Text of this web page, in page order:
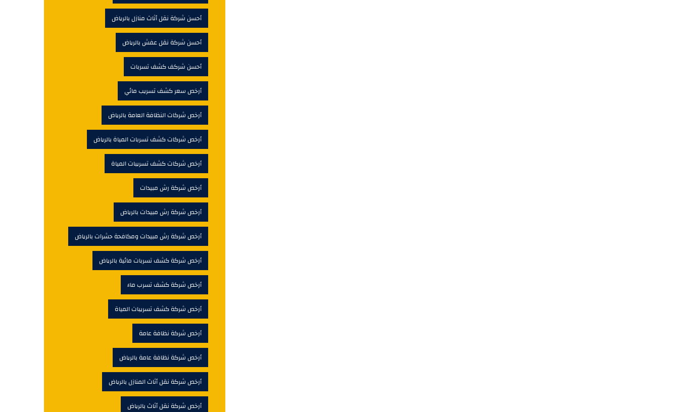
أحسن شركة نقل أثاث منازل بالرياض
أحسن شركة نقل عفش بالرياض
أحسن شركف كشف تسربات
أرخص سعر كشف تسريب مائي
أرخص شركات النظافة العامة بالرياض
أرخص شركات كشف تسربات المياة بالرياض
أرخص شركات كشف تسريبات المياة
أرخص شركة رش مبيدات
أرخص شركة رش مبيدات بالرياض
أرخص شركة رش مبيدات ومكافحة حشرات بالرياض
أرخص شركة كشف تسربات مائية بالرياض
أرخص شركة كشف تسرب ماء
أرخص شركة كشف تسريبات المياة
أرخص شركة نظافة عامة
أرخص شركة نظافة عامة بالرياض
أرخص شركة نقل أثاث المنازل بالرياض
أرخص شركة نقل أثاث بالرياض